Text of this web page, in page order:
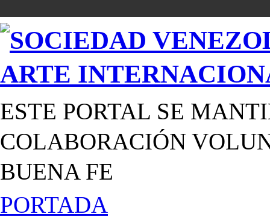
ESTE PORTAL SE
COLABORACIÓN
BUENA FE
PORTADA